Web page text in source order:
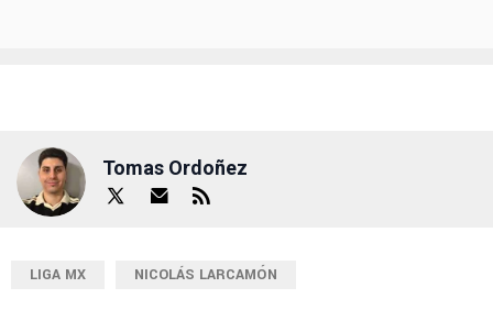
Tomas Ordoñez
LIGA MX NICOLÁS LARCAMÓN